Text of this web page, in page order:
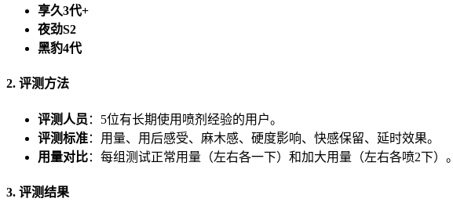
享久3代+
夜劲S2
黑豹4代
2. 评测方法
评测人员 ：5位有长期使用喷剂经验的用户。
评测标准：用量、用后感受、麻木感、硬度影响、快感保留、延时效果。
用量对比：每组测试正常用量（左右各一下）和加大用量（左右各喷2下）。
3. 评测结果